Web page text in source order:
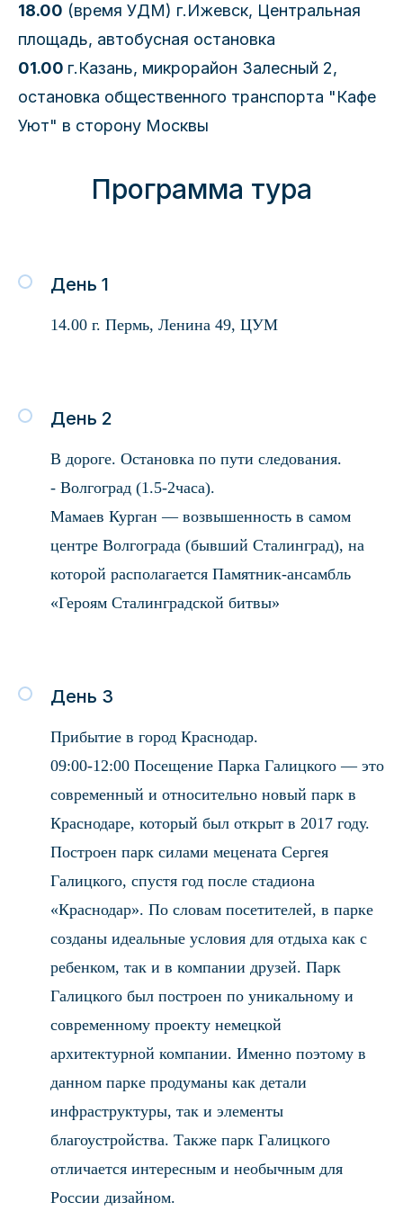
18.00 (время УДМ) г.Ижевск, Центральная
площадь, автобусная остановка
01.00 г.Казань, микрорайон Залесный 2,
остановка общественного транспорта "Кафе
Уют" в сторону Москвы
Программа тура
День 1
14.00 г. Пермь, Ленина 49, ЦУМ
День 2
В дороге. Остановка по пути следования.
- Волгоград (1.5-2часа).
Мамаев Курган — возвышенность в самом
центре Волгограда (бывший Сталинград), на
которой располагается Памятник-ансамбль
«Героям Сталинградской битвы»
День 3
Прибытие в город Краснодар.
09:00-12:00 Посещение Парка Галицкого — это
современный и относительно новый парк в
Краснодаре, который был открыт в 2017 году.
Построен парк силами мецената Сергея
Галицкого, спустя год после стадиона
«Краснодар». По словам посетителей, в парке
созданы идеальные условия для отдыха как с
ребенком, так и в компании друзей. Парк
Галицкого был построен по уникальному и
современному проекту немецкой
архитектурной компании. Именно поэтому в
данном парке продуманы как детали
инфраструктуры, так и элементы
благоустройства. Также парк Галицкого
отличается интересным и необычным для
России дизайном.